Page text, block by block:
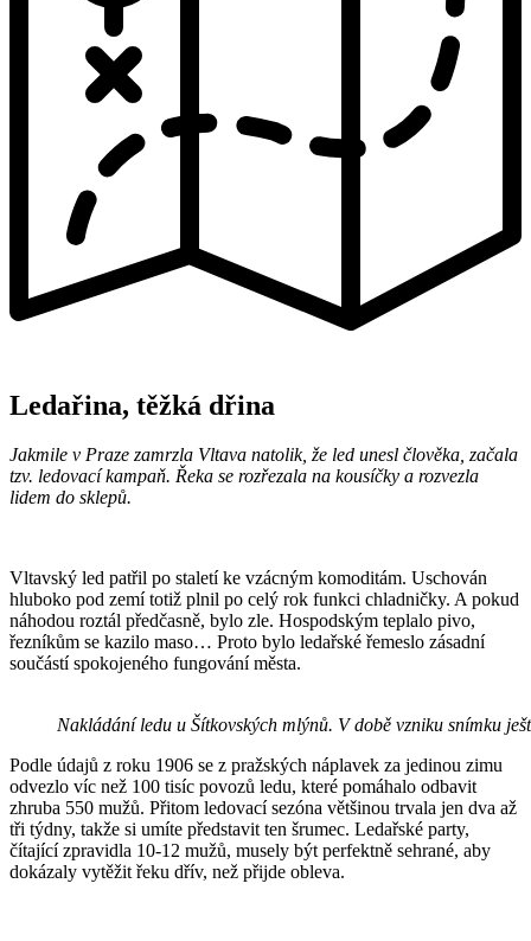
Ledařina, těžká dřina
Jakmile v Praze zamrzla Vltava natolik, že led unesl člověka, začala
tzv. ledovací kampaň. Řeka se rozřezala na kousíčky a rozvezla
lidem do sklepů.
Vltavský led patřil po staletí ke vzácným komoditám. Uschován
hluboko pod zemí totiž plnil po celý rok funkci chladničky. A pokud
náhodou roztál předčasně, bylo zle. Hospodským teplalo pivo,
řezníkům se kazilo maso… Proto bylo ledařské řemeslo zásadní
součástí spokojeného fungování města.
Nakládání ledu u Šítkovských mlýnů. V době vzniku snímku
Podle údajů z roku 1906 se z pražských náplavek za jedinou zimu
odvezlo víc než 100 tisíc povozů ledu, které pomáhalo odbavit
zhruba 550 mužů. Přitom ledovací sezóna většinou trvala jen dva až
tři týdny, takže si umíte představit ten šrumec. Ledařské party,
čítající zpravidla 10-12 mužů, musely být perfektně sehrané, aby
dokázaly vytěžit řeku dřív, než přijde obleva.